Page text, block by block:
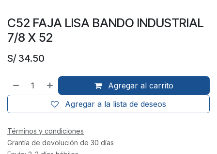
C52 FAJA LISA BANDO INDUSTRIAL
7/8 X 52
S/34.50
Agregar al carrito
Agregar a la lista de deseos
Términos y condiciones
Grantía de devolución de 30 días